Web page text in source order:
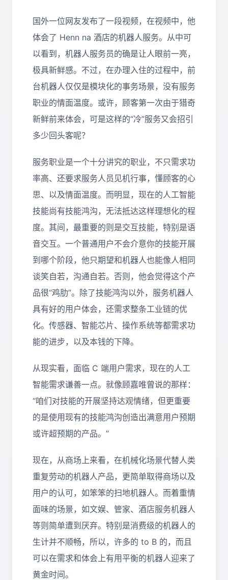
国外一位网友发布了一段视频，在视频中，他
体会了 Henn na 酒店的机器人服务。从中可
以看到，机器人服务员的确是让人眼前一亮，
极具新鲜感。不过，在办理入住的过程中，前
台机器人仅仅是模块化的事务场景，没有服务
职业的情面温度。或许，顾客第一次由于猎奇
新鲜前来体会，可是这样的“冷”服务又会招引
多少回头客呢？
服务职业是一个十分讲究的职业，不只需求功
率高、还要求服务人员见机行事，懂顾客的心
思、以及情面温度。而明显，现在的人工智能
技能尚有技能鸿沟，无法抵达这样理想化的程
度。其间，最重要的则是交互技能，特别是语
音交互。一个普通用户不会介意你的技能开展
到哪个阶段，他只期望和机器人也能像人相同
谈笑自若，沟通自若。否则，他会觉得这个产
品很“鸡肋”。除了技能鸿沟以外，服务机器人
具有好的用户体会，还需求整条工业链的优
化。传感器、智能芯片、操作系统等都需求功
能的进步，以及本钱的下降。
从现实看，面临 C 端用户需求，现在的人工
智能需求谦善一点。就像顾嘉唯曾说的那样：
“咱们对技能的开展坚持达观情绪，但更重要
的是使用现有的技能鸿沟创造出满意用户预期
或许超预期的产品。”
现在，从商场上来看，在机械化场景代替人类
重复劳动的机器人产品，更简单取得商场以及
用户的认可，如笨笨的扫地机器人。而着重情
面味的场景，如文娱、管家、酒店服务机器人
等则简单遭到厌弃。特别是消费级的机器人的
生计并不顺畅，所以，许多的 to B 的，而且
可以在需求和体会上有用平衡的机器人迎来了
黄金时间。